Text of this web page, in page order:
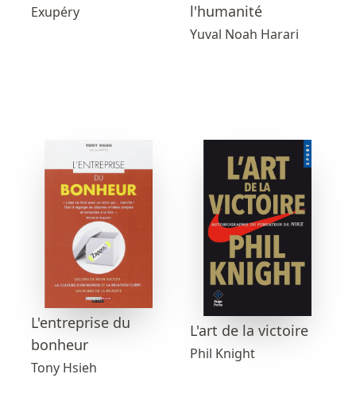
Exupéry
l'humanité
Yuval Noah Harari
L'entreprise du
bonheur
Tony Hsieh
L'art de la victoire
Phil Knight